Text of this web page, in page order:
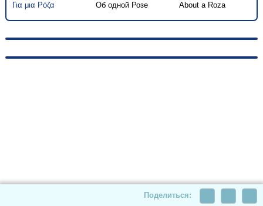
Για μια Ρόζα Об одной Розе About a Roza
Поделиться: